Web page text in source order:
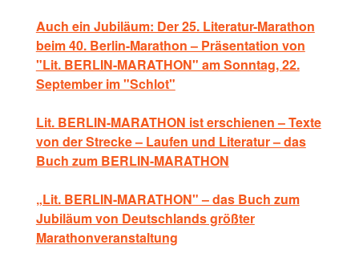
Auch ein Jubiläum: Der 25. Literatur-Marathon
beim 40. Berlin-Marathon – Präsentation von
"Lit. BERLIN-MARATHON" am Sonntag, 22.
September im "Schlot"
Lit. BERLIN-MARATHON ist erschienen – Texte
von der Strecke – Laufen und Literatur – das
Buch zum BERLIN-MARATHON
„Lit. BERLIN-MARATHON" – das Buch zum
Jubiläum von Deutschlands größter
Marathonveranstaltung